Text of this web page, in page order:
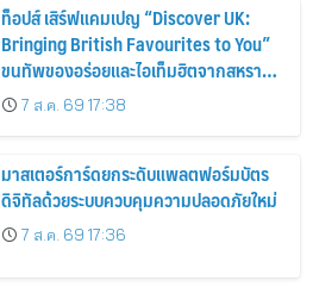
ท็อปส์ เสิร์ฟแคมเปญ “Discover UK:
Bringing British Favourites to You”
ขนทัพของอร่อยและไอเท็มฮิตจากสหราช
อาณาจักร ส่งตรงถึงมือตั้งแต่วันนี้ – 18
สิงหาคมนี้
7 ส.ค. 69 17:38
มาสเตอร์การ์ดยกระดับแพลตฟอร์มบัตร
ดิจิทัลด้วยระบบควบคุมความปลอดภัยใหม่
7 ส.ค. 69 17:36